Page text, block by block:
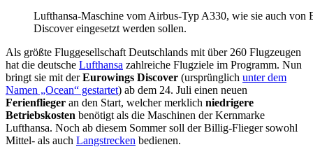
Lufthansa-Maschine vom Airbus-Typ A330, wie sie auch von
Discover eingesetzt werden sollen.
Als größte Fluggesellschaft Deutschlands mit über 260 Flugzeugen
hat die deutsche Lufthansa zahlreiche Flugziele im Programm. Nun
bringt sie mit derEurowings Discover (ursprünglich unter dem
Namen „Ocean“ gestartet) ab dem 24. Juli einen neuen
Ferienflieger an den Start, welcher merklich niedrigere
Betriebskosten benötigt als die Maschinen der Kernmarke
Lufthansa. Noch ab diesem Sommer soll der Billig-Flieger sowohl
Mittel- als auch Langstrecken bedienen.